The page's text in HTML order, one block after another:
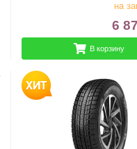
на
6
В корзину